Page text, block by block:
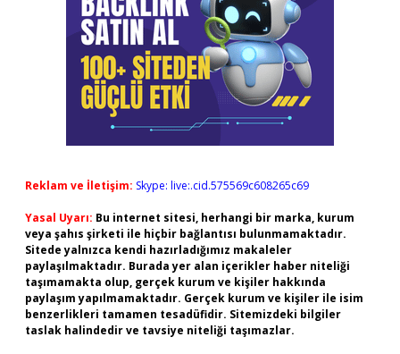
Reklam ve İletişim: Skype: live:.cid.575569c608265c69
Yasal Uyarı: Bu internet sitesi, herhangi bir marka, kurum
veya şahıs şirketi ile hiçbir bağlantısı bulunmamaktadır.
Sitede yalnızca kendi hazırladığımız makaleler
paylaşılmaktadır. Burada yer alan içerikler haber niteliği
taşımamakta olup, gerçek kurum ve kişiler hakkında
paylaşım yapılmamaktadır. Gerçek kurum ve kişiler ile isim
benzerlikleri tamamen tesadüfidir. Sitemizdeki bilgiler
taslak halindedir ve tavsiye niteliği taşımazlar.